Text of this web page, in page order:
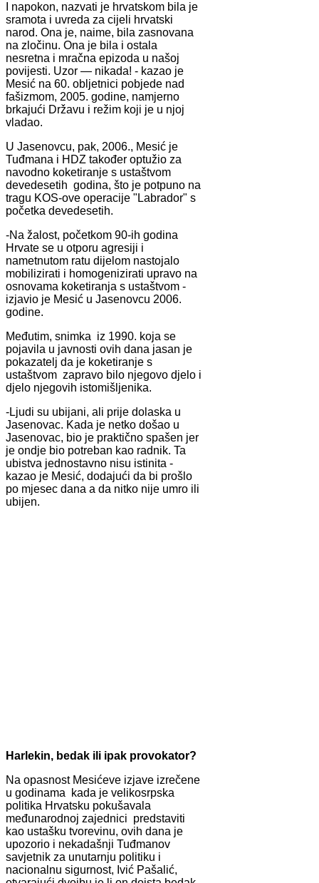
I napokon, nazvati je hrvatskom bila je
sramota i uvreda za cijeli hrvatski
narod. Ona je, naime, bila zasnovana
na zločinu. Ona je bila i ostala
nesretna i mračna epizoda u našoj
povijesti. Uzor — nikada! - kazao je
Mesić na 60. obljetnici pobjede nad
fašizmom, 2005. godine, namjerno
brkajući Državu i režim koji je u njoj
vladao.
U Jasenovcu, pak, 2006., Mesić je
Tuđmana i HDZ također optužio za
navodno koketiranje s ustaštvom
devedesetih godina, što je potpuno na
tragu KOS-ove operacije "Labrador" s
početka devedesetih.
-Na žalost, početkom 90­-ih godina
Hrvate se u otporu agresiji i
nametnutom ratu dijelom nastojalo
mobilizirati i homogenizirati upravo na
osnovama koketiranja s ustaštvom -
izjavio je Mesić u Jasenovcu 2006.
godine.
Međutim, snimka iz 1990. koja se
pojavila u javnosti ovih dana jasan je
pokazatelj da je koketiranje s
ustaštvom zapravo bilo njegovo djelo i
djelo njegovih istomišljenika.
-Ljudi su ubijani, ali prije dolaska u
Jasenovac. Kada je netko došao u
Jasenovac, bio je praktično spašen jer
je ondje bio potreban kao radnik. Ta
ubistva jednostavno nisu istinita -
kazao je Mesić, dodajući da bi prošlo
po mjesec dana a da nitko nije umro ili
ubijen.
Harlekin, bedak ili ipak provokator?
Na opasnost Mesićeve izjave izrečene
u godinama kada je velikosrpska
politika Hrvatsku pokušavala
međunarodnoj zajednici predstaviti
kao ustašku tvorevinu, ovih dana je
upozorio i nekadašnji Tuđmanov
savjetnik za unutarnju politiku i
nacionalnu sigurnost, Ivić Pašalić,